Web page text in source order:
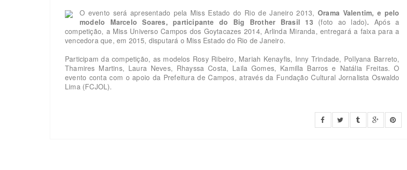
O evento será apresentado pela Miss Estado do Rio de Janeiro 2013, Orama Valentim, e pelo
modelo Marcelo Soares, participante do Big Brother Brasil 13 (foto ao lado). Após a
competição, a Miss Universo Campos dos Goytacazes 2014, Arlinda Miranda, entregará a faixa para a
vencedora que, em 2015, disputará o Miss Estado do Rio de Janeiro.
Participam da competição, as modelos Rosy Ribeiro, Mariah Kenayfis, Inny Trindade, Pollyana Barreto,
Thamires Martins, Laura Neves, Rhayssa Costa, Laila Gomes, Kamilla Barros e Natália Freitas.O
evento conta com o apoio da Prefeitura de Campos, através da Fundação Cultural Jornalista Oswaldo
Lima (FCJOL).